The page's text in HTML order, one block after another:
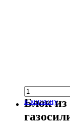
в корзину
Блок из